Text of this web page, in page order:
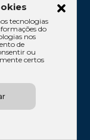
tecnologias
do
nos
de
ou
certos